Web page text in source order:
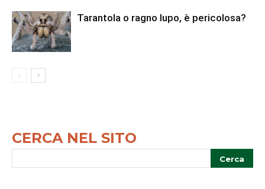
Tarantola o ragno lupo, è pericolosa?
CERCA NEL SITO